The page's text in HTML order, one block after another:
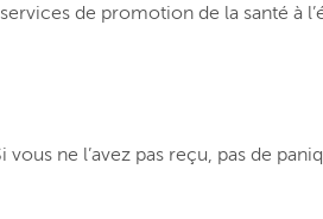
de promotion de la santé à
ne l’avez pas reçu, pas de